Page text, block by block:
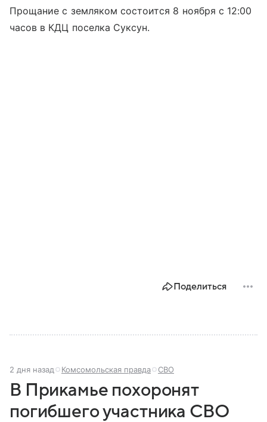
Прощание с земляком состоится 8 ноября с 12:00
часов в КДЦ поселка Суксун.
Поделиться
2 дня назад Комсомольская правда СВО
В Прикамье похоронят
погибшего участника СВО